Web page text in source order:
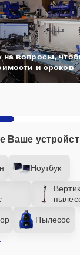
Ваше
Ноутбук
Пылесос
на вопросы,
и сроков